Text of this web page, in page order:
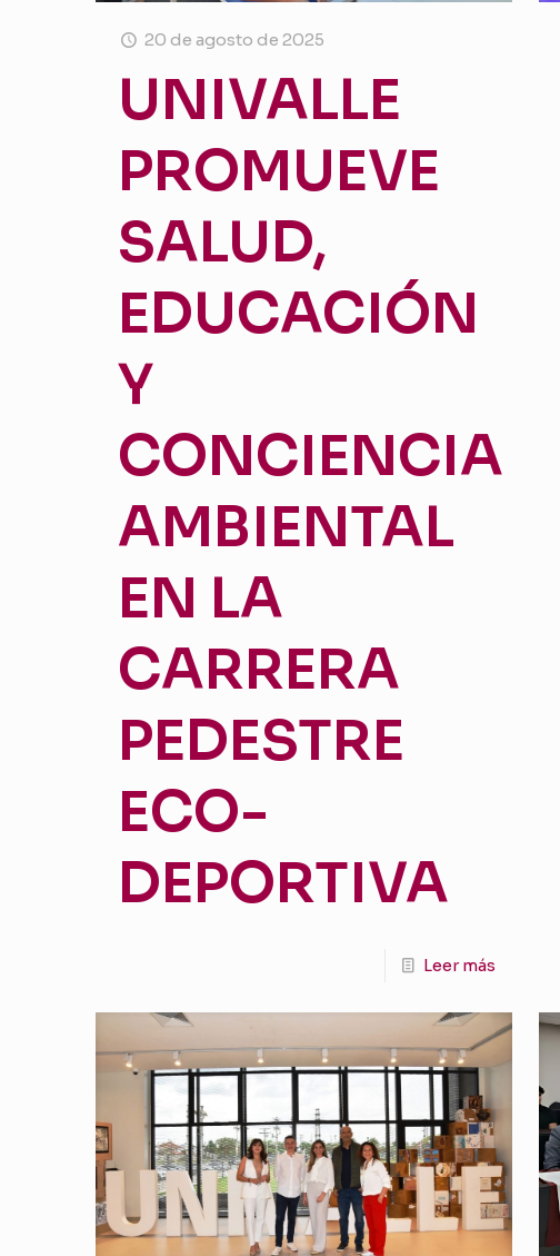
20 de agosto de 2025
UNIVALLE
PROMUEVE
SALUD,
EDUCACIÓN
Y
CONCIENCIA
AMBIENTAL
EN LA
CARRERA
PEDESTRE
ECO-
DEPORTIVA
Leer más